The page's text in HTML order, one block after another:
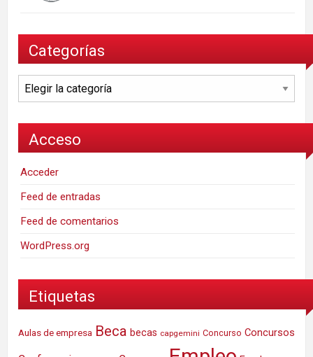
Categorías
Categorías
Acceso
Acceder
Feed de entradas
Feed de comentarios
WordPress.org
Etiquetas
Aulas de empresa Beca becas capgemini Concurso Concursos